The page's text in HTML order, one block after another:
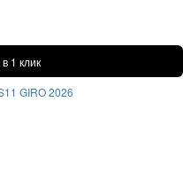
1 клик
GIRO 2026